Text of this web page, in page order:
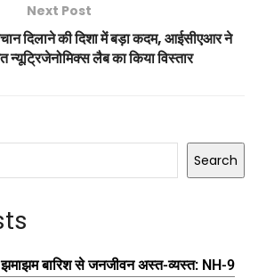
Next Post
दिलाने की दिशा में बड़ा कदम, आईसीएआर ने
न्यूट्रिजेनोमिक्स लैब का किया विस्तार
Search
बारिश से जनजीवन अस्त-व्यस्त: NH-9